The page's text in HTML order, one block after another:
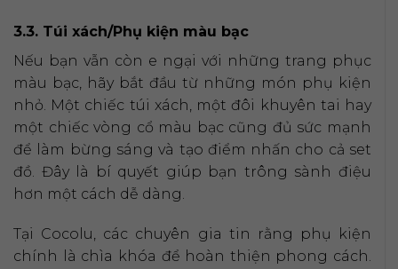
3.3. Túi xách/Phụ kiện màu bạc
Nếu bạn vẫn còn e ngại với những trang phục
màu bạc, hãy bắt đầu từ những món phụ kiện
nhỏ. Một chiếc túi xách, một đôi khuyên tai hay
một chiếc vòng cổ màu bạc cũng đủ sức mạnh
để làm bừng sáng và tạo điểm nhấn cho cả set
đồ. Đây là bí quyết giúp bạn trông sành điệu
hơn một cách dễ dàng.
Tại Cocolu, các chuyên gia tin rằng phụ kiện
chính là chìa khóa để hoàn thiện phong cách.